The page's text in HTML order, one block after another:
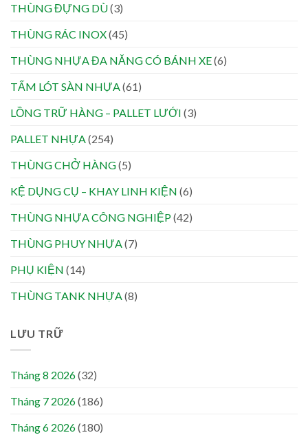
THÙNG ĐỰNG DÙ(3)
THÙNG RÁC INOX(45)
THÙNG NHỰA ĐA NĂNG CÓ BÁNH XE(6)
TẤM LÓT SÀN NHỰA (61)
LỒNG TRỮ HÀNG – PALLET LƯỚI (3)
PALLET NHỰA (254)
THÙNG CHỞ HÀNG(5)
KỆ DỤNG CỤ – KHAY LINH KIỆN (6)
THÙNG NHỰA CÔNG NGHIỆP(42)
THÙNG PHUY NHỰA (7)
PHỤ KIỆN (14)
THÙNG TANK NHỰA (8)
LƯU TRỮ
Tháng 8 2026(32)
Tháng 7 2026(186)
Tháng 6 2026(180)